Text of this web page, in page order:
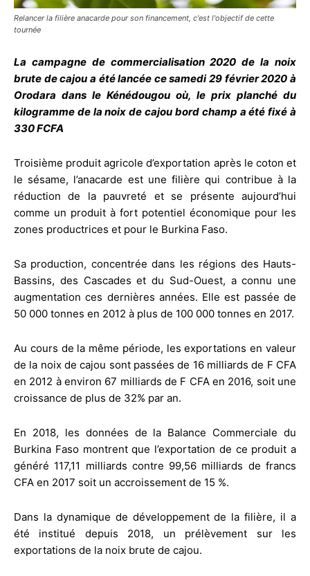
Relancer la filière anacarde pour son financement, c'est l'objectif de cette
tournée
La campagne de commercialisation 2020 de la noix
brute de cajou a été lancée ce samedi 29 février 2020 à
Orodara dans le Kénédougou où, le prix planché du
kilogramme de la noix de cajou bord champ a été fixé à
330 FCFA
Troisième produit agricole d’exportation après le coton et
le sésame, l’anacarde est une filière qui contribue à la
réduction de la pauvreté et se présente aujourd’hui
comme un produit à fort potentiel économique pour les
zones productrices et pour le Burkina Faso.
Sa production, concentrée dans les régions des Hauts-
Bassins, des Cascades et du Sud-Ouest, a connu une
augmentation ces dernières années. Elle est passée de
50 000 tonnes en 2012 à plus de 100 000 tonnes en 2017.
Au cours de la même période, les exportations en valeur
de la noix de cajou sont passées de 16 milliards de F CFA
en 2012 à environ 67 milliards de F CFA en 2016, soit une
croissance de plus de 32% par an.
En 2018, les données de la Balance Commerciale du
Burkina Faso montrent que l’exportation de ce produit a
généré 117,11 milliards contre 99,56 milliards de francs
CFA en 2017 soit un accroissement de 15 %.
Dans la dynamique de développement de la filière, il a
été institué depuis 2018, un prélèvement sur les
exportations de la noix brute de cajou.